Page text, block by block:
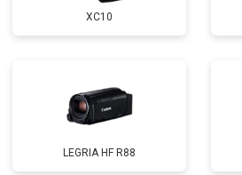
XC10
LEGRIA HF R88